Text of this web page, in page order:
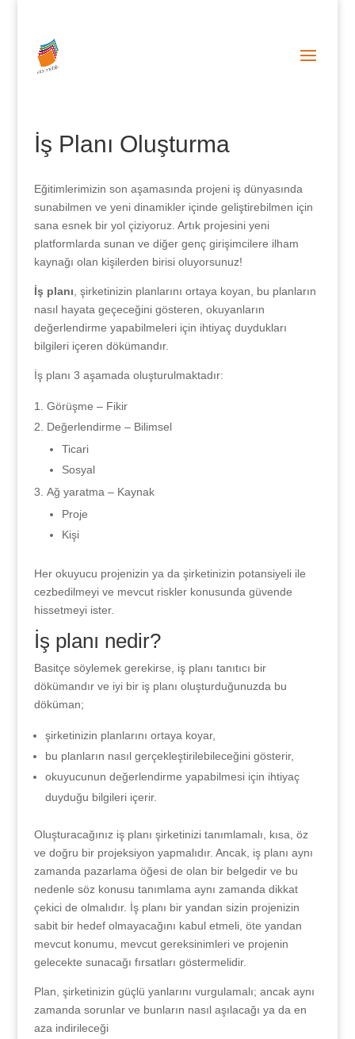
İş Planı Oluşturma
Eğitimlerimizin son aşamasında projeni iş dünyasında
sunabilmen ve yeni dinamikler içinde geliştirebilmen için
sana esnek bir yol çiziyoruz. Artık projesini yeni
platformlarda sunan ve diğer genç girişimcilere ilham
kaynağı olan kişilerden birisi oluyorsunuz!
İş planı , şirketinizin planlarını ortaya koyan, bu planların
nasıl hayata geçeceğini gösteren, okuyanların
değerlendirme yapabilmeleri için ihtiyaç duydukları
bilgileri içeren dökümandır.
İş planı 3 aşamada oluşturulmaktadır:
Görüşme – Fikir
Değerlendirme – Bilimsel
Ticari
Sosyal
Ağ yaratma – Kaynak
Proje
Kişi
Her okuyucu projenizin ya da şirketinizin potansiyeli ile
cezbedilmeyi ve mevcut riskler konusunda güvende
hissetmeyi ister.
İş planı nedir?
Basitçe söylemek gerekirse, iş planı tanıtıcı bir
dökümandır ve iyi bir iş planı oluşturduğunuzda bu
döküman;
şirketinizin planlarını ortaya koyar,
bu planların nasıl gerçekleştirilebileceğini gösterir,
okuyucunun değerlendirme yapabilmesi için ihtiyaç
duyduğu bilgileri içerir.
Oluşturacağınız iş planı şirketinizi tanımlamalı, kısa, öz
ve doğru bir projeksiyon yapmalıdır. Ancak, iş planı aynı
zamanda pazarlama öğesi de olan bir belgedir ve bu
nedenle söz konusu tanımlama aynı zamanda dikkat
çekici de olmalıdır. İş planı bir yandan sizin projenizin
sabit bir hedef olmayacağını kabul etmeli, öte yandan
mevcut konumu, mevcut gereksinimleri ve projenin
gelecekte sunacağı fırsatları göstermelidir.
Plan, şirketinizin güçlü yanlarını vurgulamalı; ancak aynı
zamanda sorunlar ve bunların nasıl aşılacağı ya da en
aza indirileceği